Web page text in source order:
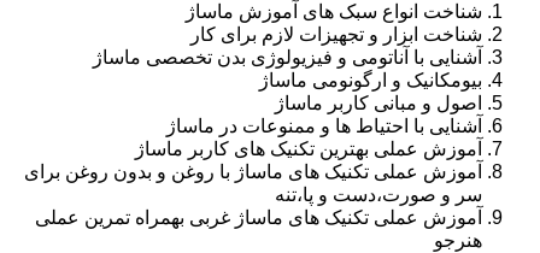
شناخت انواع سبک های آموزش ماساژ
شناخت ابزار و تجهیزات لازم برای کار
آشنایی با آناتومی و فیزیولوژی بدن تخصصی ماساژ
بیومکانیک و ارگونومی ماساژ
اصول و مبانی کاربر ماساژ
آشنایی با احتیاط ها و ممنوعات در ماساژ
آموزش عملی بهترین تکنیک های کاربر ماساژ
آموزش عملی تکنیک های ماساژ با روغن و بدون روغن برای
سر و صورت،دست و پا،تنه
آموزش عملی تکنیک های ماساژ غربی بهمراه تمرین عملی
هنرجو